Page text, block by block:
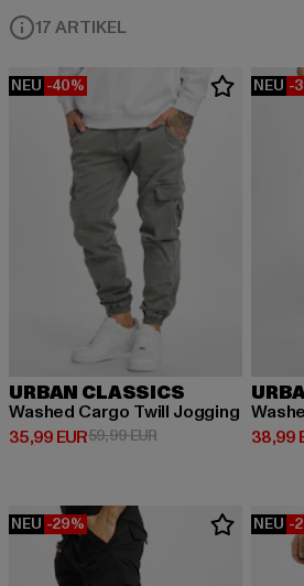
17 ARTIKEL
NEU -40%
URBAN CLASSICS
Washed Cargo Twill Jogging
35,99 EUR
Derzeitiger Preis: 35,99 EUR
59,99 EURAktionspreis: 59,99
NEU -
38,99
NEU -29% NEU -